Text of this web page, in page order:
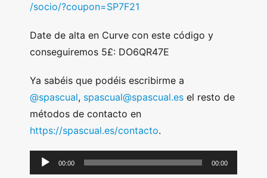
/socio/?coupon=SP7F21
Date de alta en Curve con este código y
conseguiremos 5£: DO6QR47E
Ya sabéis que podéis escribirme a
@spascual, spascual@spascual.es el resto de
métodos de contacto en
https://spascual.es/contacto.
u
00:00 00:00